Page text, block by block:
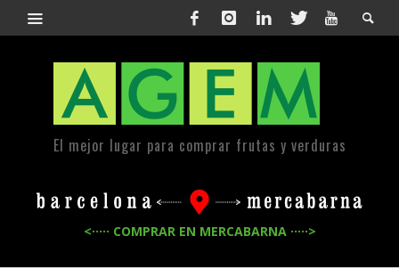
El mejor lugar para comprar frutas y verduras
<····· COMPRAR EN MERCABARNA ·····>